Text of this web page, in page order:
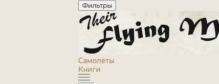
Фильтры
Самолёты
Книги